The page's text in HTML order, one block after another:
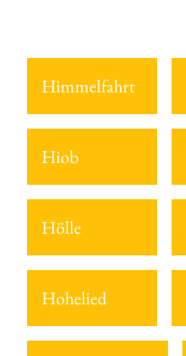
Himmelfahrt
Hiob
Hölle
Hohelied